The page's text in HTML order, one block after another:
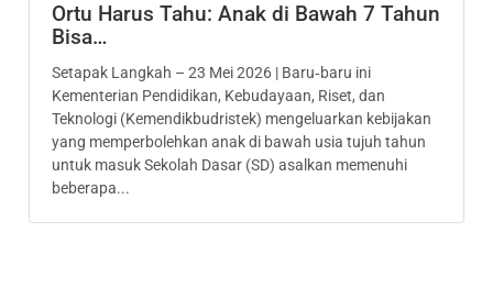
Ortu Harus Tahu: Anak di Bawah 7 Tahun
Bisa…
Setapak Langkah – 23 Mei 2026 | Baru‑baru ini
Kementerian Pendidikan, Kebudayaan, Riset, dan
Teknologi (Kemendikbudristek) mengeluarkan kebijakan
yang memperbolehkan anak di bawah usia tujuh tahun
untuk masuk Sekolah Dasar (SD) asalkan memenuhi
beberapa...